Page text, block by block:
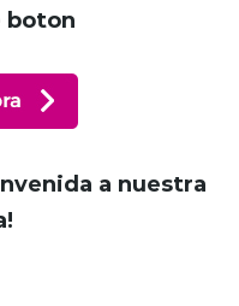
boton
a nuestra